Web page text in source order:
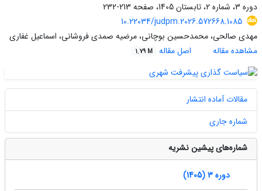
دوره 3، شماره 2، تابستان 1405، صفحه
213-232
10.22034/judpm.2026.572668.1085
مهدی صالحی، محمدحسین بوچانی، مرضیه صمدی فروشانی، اسماعیل غفاری
مشاهده مقاله
اصل مقاله 1.79 M
مقالات آماده انتشار
شماره جاری
شماره‌های پیشین نشریه
دوره 3 (1405)